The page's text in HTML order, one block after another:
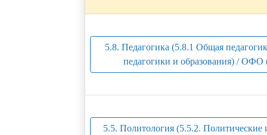
5.8. Педагогика (5.8.1 Общая
педагогики и образования) / ОФО
5.5. Политология (5.5.2. Политические